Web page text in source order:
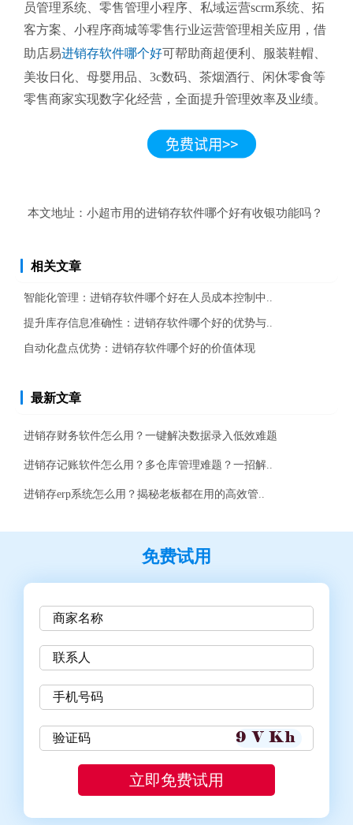
员管理系统、零售管理小程序、私域运营scrm系统、拓
客方案、小程序商城等零售行业运营管理相关应用，借
助店易进销存软件哪个好可帮助商超便利、服装鞋帽、
美妆日化、母婴用品、3c数码、茶烟酒行、闲休零食等
零售商家实现数字化经营，全面提升管理效率及业绩。
本文地址： 小超市用的进销存软件哪个好有收银功能吗？
相关文章
智能化管理：进销存软件哪个好在人员成本控制中..
提升库存信息准确性：进销存软件哪个好的优势与..
自动化盘点优势：进销存软件哪个好的价值体现
最新文章
进销存财务软件怎么用？一键解决数据录入低效难题
进销存记账软件怎么用？多仓库管理难题？一招解..
进销存erp系统怎么用？揭秘老板都在用的高效管..
免费试用